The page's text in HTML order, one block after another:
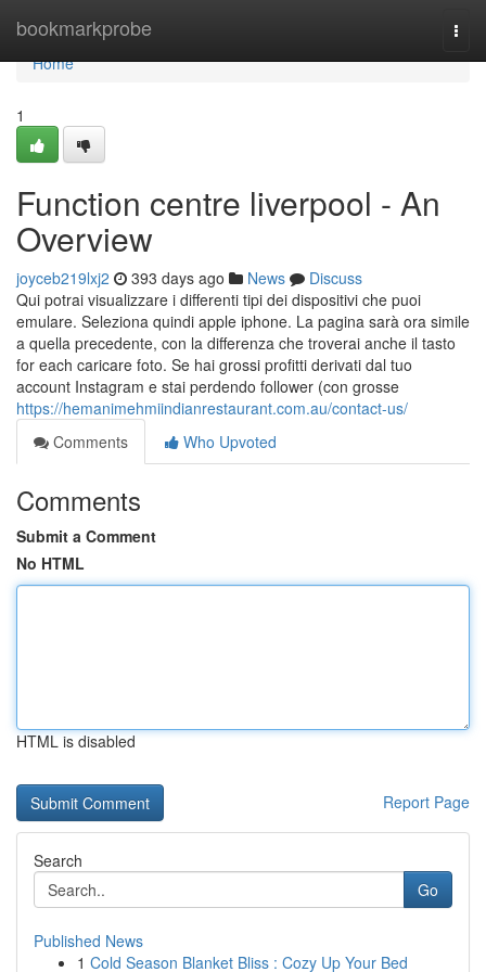
bookmarkprobe
Home
Home
1
Function centre liverpool - An
Overview
joyceb219lxj2 393 days ago News
Discuss
Qui potrai visualizzare i differenti tipi dei dispositivi che puoi
emulare. Seleziona quindi apple iphone. La pagina sarà ora simile
a quella precedente, con la differenza che troverai anche il tasto
for each caricare foto. Se hai grossi profitti derivati dal tuo
account Instagram e stai perdendo follower (con grosse
https://hemanimehmiindianrestaurant.com.au/contact-us/
Comments
Who Upvoted
Comments
Submit a Comment
No HTML
HTML is disabled
Report Page
Search
Go
Published News
1 Cold Season Blanket Bliss : Cozy Up Your Bed